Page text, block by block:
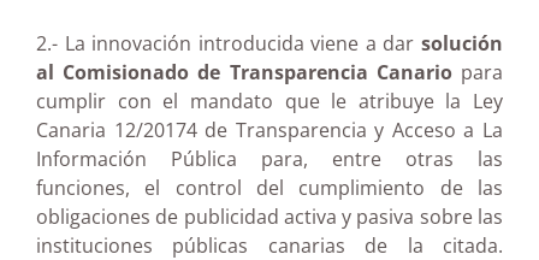
2.- La innovación introducida viene a dar solución
al Comisionado de Transparencia Canario para
cumplir con el mandato que le atribuye la Ley
Canaria 12/20174 de Transparencia y Acceso a La
Información Pública para, entre otras las
funciones, el control del cumplimiento de las
obligaciones de publicidad activa y pasiva sobre las
instituciones públicas canarias de la citada.